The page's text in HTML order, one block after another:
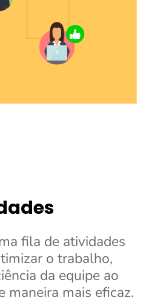
fila de atividades
o trabalho,
da equipe ao
maneira mais eficaz.